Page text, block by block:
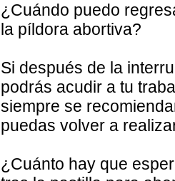
¿Cuándo puedo
la píldora abortiva?
Si después de la
podrás acudir a tu
siempre se
puedas volver a
¿Cuánto hay que